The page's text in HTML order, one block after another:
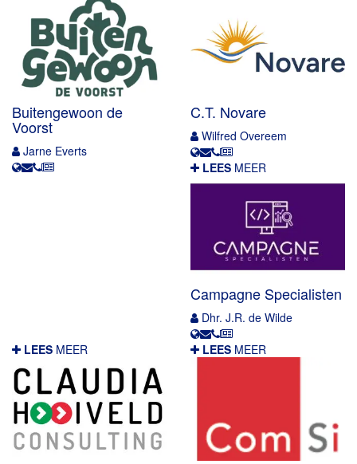
Buitengewoon de
Voorst
Jarne Everts
C.T. Novare
Wilfred Overeem
LEES MEER
Campagne Specialisten
Dhr. J.R. de Wilde
LEES MEER LEES MEER